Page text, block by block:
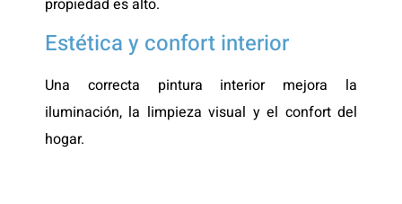
Estética y confort interior
Una correcta pintura interior mejora la
iluminación, la limpieza visual y el confort del
hogar.